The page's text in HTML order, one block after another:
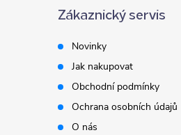
Zákaznický servis
Novinky
Jak nakupovat
Obchodní podmínky
Ochrana osobních údajů
O nás